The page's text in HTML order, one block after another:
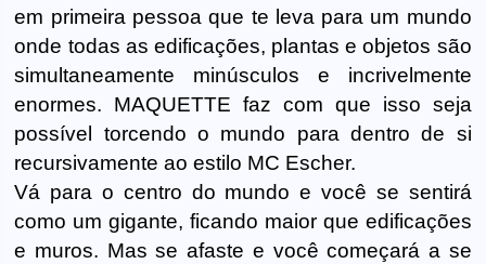
em primeira pessoa que te leva para um mundo
onde todas as edificações, plantas e objetos são
simultaneamente minúsculos e incrivelmente
enormes. MAQUETTE faz com que isso seja
possível torcendo o mundo para dentro de si
recursivamente ao estilo MC Escher.
Vá para o centro do mundo e você se sentirá
como um gigante, ficando maior que edificações
e muros. Mas se afaste e você começará a se